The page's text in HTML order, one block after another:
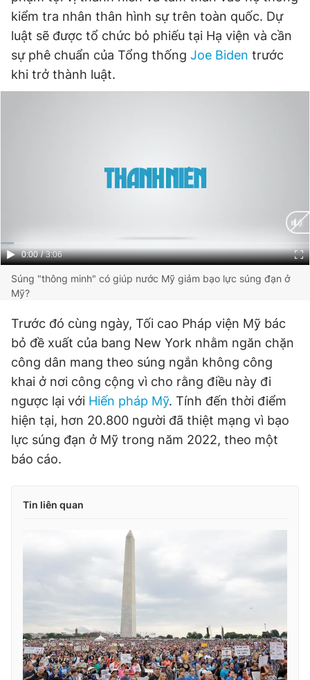
kiểm tra nhân thân hình sự trên toàn quốc. Dự
luật sẽ được tổ chức bỏ phiếu tại Hạ viện và cần
sự phê chuẩn của Tổng thống Joe Biden trước
khi trở thành luật.
Current
Time
0:00 / Duration
3:06
Súng "thông minh" có giúp nước Mỹ giảm bạo lực súng đạn ở
Mỹ?
Trước đó cùng ngày, Tối cao Pháp viện Mỹ bác
bỏ đề xuất của bang New York nhằm ngăn chặn
công dân mang theo súng ngắn không công
khai ở nơi công cộng vì cho rằng điều này đi
ngược lại với Hiến pháp Mỹ. Tính đến thời điểm
hiện tại, hơn 20.800 người đã thiệt mạng vì bạo
lực súng đạn ở Mỹ trong năm 2022, theo một
báo cáo.
Tin liên quan